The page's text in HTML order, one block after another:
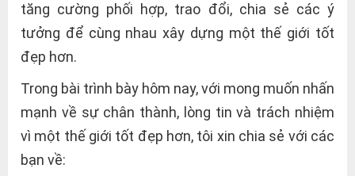
tăng cường phối hợp, trao đổi, chia sẻ các ý
tưởng để cùng nhau xây dựng một thế giới tốt
đẹp hơn.
Trong bài trình bày hôm nay, với mong muốn nhấn
mạnh về sự chân thành, lòng tin và trách nhiệm
vì một thế giới tốt đẹp hơn, tôi xin chia sẻ với các
bạn về: